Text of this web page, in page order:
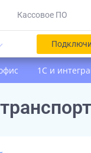
Кассовое ПО
1С и